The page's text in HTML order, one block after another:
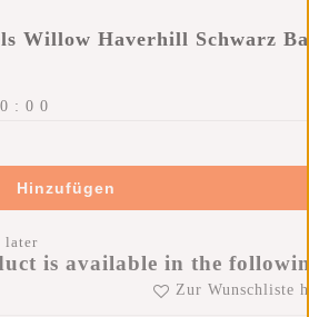
Willow Haverhill Schwarz
0 : 0 0
Hinzufügen
later
is available in the
Zur Wunschliste